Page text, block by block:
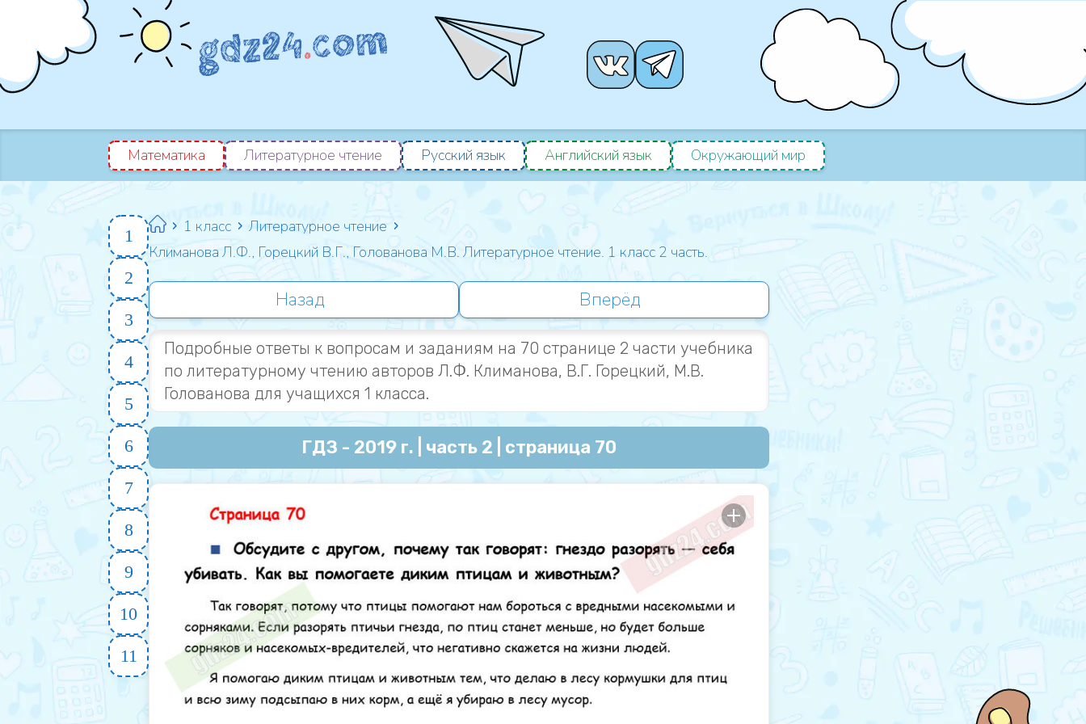
Математика Литературное чтение Русский язык Английский язык Окружающий мир
1
2
3
4
5
6
7
8
9
10
11
1 класс
Литературное чтение
Климанова Л.Ф., Горецкий В.Г., Голованова М.В. Литературное чтение. 1 класс 2 часть.
Назад Вперёд
Подробные ответы к вопросам и заданиям на 70 странице 2 части учебника
по литературному чтению авторов Л.Ф. Климанова, В.Г. Горецкий, М.В.
Голованова для учащихся 1 класса.
ГДЗ - 2019 г. | часть 2 | страница 70